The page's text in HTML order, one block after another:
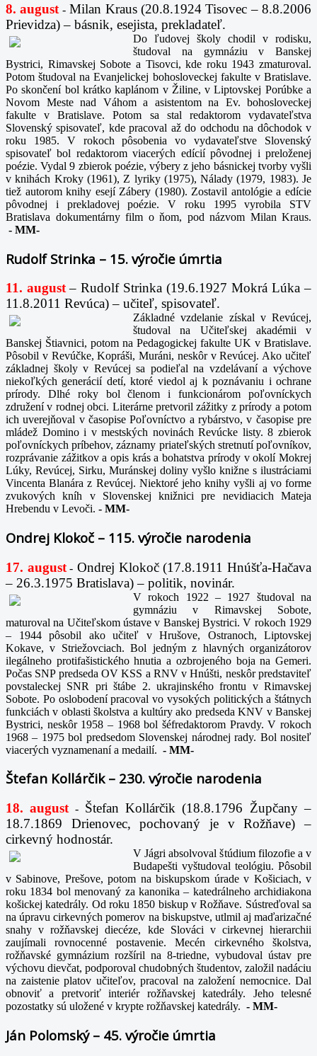
8. august -Milan Kraus (20.8.1924 Tisovec – 8.8.2006
Prievidza) – básnik, esejista, prekladateľ.
Do ľudovej školy chodil v rodisku,
študoval na gymnáziu v Banskej
Bystrici, Rimavskej Sobote a Tisovci, kde roku 1943 zmaturoval.
Potom študoval na Evanjelickej bohosloveckej fakulte v Bratislave.
Po skončení bol krátko kaplánom v Žiline, v Liptovskej Porúbke a
Novom Meste nad Váhom a asistentom na Ev. bohosloveckej
fakulte v Bratislave. Potom sa stal redaktorom vydavateľstva
Slovenský spisovateľ, kde pracoval až do odchodu na dôchodok v
roku 1985. V rokoch pôsobenia vo vydavateľstve Slovenský
spisovateľ bol redaktorom viacerých edícií pôvodnej i preloženej
poézie. Vydal 9 zbierok poézie, výbery z jeho básnickej tvorby vyšli
v knihách Kroky (1961), Z lyriky (1975), Nálady (1979, 1983). Je
tiež autorom knihy esejí Zábery (1980). Zostavil antológie a edície
pôvodnej i prekladovej poézie. V roku 1995 vyrobila STV
Bratislava dokumentárny film o ňom, pod názvom Milan Kraus.
- MM-
Rudolf Strinka – 15. výročie úmrtia
11. august – Rudolf Strinka (19.6.1927 Mokrá Lúka –
11.8.2011 Revúca) – učiteľ, spisovateľ.
Základné vzdelanie získal v Revúcej,
študoval na Učiteľskej akadémii v
Banskej Štiavnici, potom na Pedagogickej fakulte UK v Bratislave.
Pôsobil v Revúčke, Kopráši, Muráni, neskôr v Revúcej. Ako učiteľ
základnej školy v Revúcej sa podieľal na vzdelávaní a výchove
niekoľkých generácií detí, ktoré viedol aj k poznávaniu i ochrane
prírody. Dlhé roky bol členom i funkcionárom poľovníckych
združení v rodnej obci. Literárne pretvoril zážitky z prírody a potom
ich uverejňoval v časopise Poľovníctvo a rybárstvo, v časopise pre
mládež Domino i v mestských novinách Revúcke listy. 8 zbierok
poľovníckych príbehov, záznamy priateľských stretnutí poľovníkov,
rozprávanie zážitkov a opis krás a bohatstva prírody v okolí Mokrej
Lúky, Revúcej, Sirku, Muránskej doliny vyšlo knižne s ilustráciami
Vincenta Blanára z Revúcej. Niektoré jeho knihy vyšli aj vo forme
zvukových kníh v Slovenskej knižnici pre nevidiacich Mateja
Hrebendu v Levoči. - MM-
Ondrej Klokoč – 115. výročie narodenia
17. august- Ondrej Klokoč (17.8.1911 Hnúšťa-Hačava
– 26.3.1975 Bratislava) – politik, novinár.
V rokoch 1922 – 1927 študoval na
gymnáziu v Rimavskej Sobote,
maturoval na Učiteľskom ústave v Banskej Bystrici. V rokoch 1929
– 1944 pôsobil ako učiteľ v Hrušove, Ostranoch, Liptovskej
Kokave, v Striežovciach. Bol jedným z hlavných organizátorov
ilegálneho protifašistického hnutia a ozbrojeného boja na Gemeri.
Počas SNP predseda OV KSS a RNV v Hnúšti, neskôr predstaviteľ
povstaleckej SNR pri štábe 2. ukrajinského frontu v Rimavskej
Sobote. Po oslobodení pracoval vo vysokých politických a štátnych
funkciách v oblasti školstva a kultúry ako predseda KNV v Banskej
Bystrici, neskôr 1958 – 1968 bol šéfredaktorom Pravdy. V rokoch
1968 – 1975 bol predsedom Slovenskej národnej rady. Bol nositeľ
viacerých vyznamenaní a medailí. - MM-
Štefan Kollárčik – 230. výročie narodenia
18. august -
Štefan Kollárčik (18.8.1796 Župčany –
18.7.1869 Drienovec, pochovaný je v Rožňave) –
cirkevný hodnostár.
V Jágri absolvoval štúdium filozofie a v
Budapešti vyštudoval teológiu. Pôsobil
v Sabinove, Prešove, potom na biskupskom úrade v Košiciach, v
roku 1834 bol menovaný za kanonika – katedrálneho archidiakona
košickej katedrály. Od roku 1850 biskup v Rožňave. Sústreďoval sa
na úpravu cirkevných pomerov na biskupstve, utlmil aj maďarizačné
snahy v rožňavskej diecéze, kde Slováci v cirkevnej hierarchii
zaujímali rovnocenné postavenie. Mecén cirkevného školstva,
rožňavské gymnázium rozšíril na 8-triedne, vybudoval ústav pre
výchovu dievčat, podporoval chudobných študentov, založil nadáciu
na zaistenie platov učiteľov, pracoval na založení nemocnice. Dal
obnoviť a pretvoriť interiér rožňavskej katedrály. Jeho telesné
pozostatky sú uložené v krypte rožňavskej katedrály. - MM-
Ján Polomský – 45. výročie úmrtia